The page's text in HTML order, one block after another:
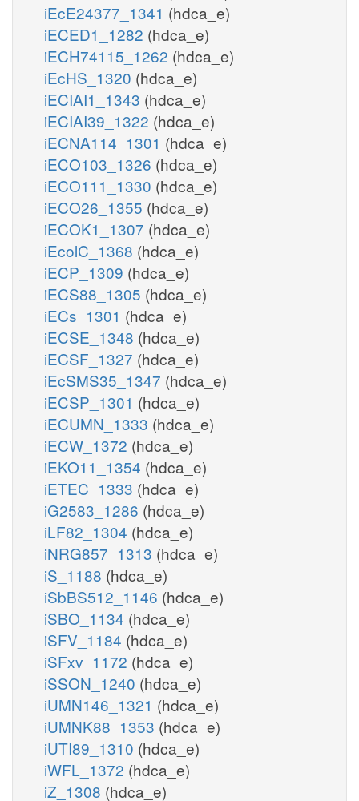
iEcE24377_1341 (hdca_e)
iECED1_1282 (hdca_e)
iECH74115_1262 (hdca_e)
iEcHS_1320 (hdca_e)
iECIAI1_1343 (hdca_e)
iECIAI39_1322 (hdca_e)
iECNA114_1301 (hdca_e)
iECO103_1326 (hdca_e)
iECO111_1330 (hdca_e)
iECO26_1355 (hdca_e)
iECOK1_1307 (hdca_e)
iEcolC_1368 (hdca_e)
iECP_1309 (hdca_e)
iECS88_1305 (hdca_e)
iECs_1301 (hdca_e)
iECSE_1348 (hdca_e)
iECSF_1327 (hdca_e)
iEcSMS35_1347 (hdca_e)
iECSP_1301 (hdca_e)
iECUMN_1333 (hdca_e)
iECW_1372 (hdca_e)
iEKO11_1354 (hdca_e)
iETEC_1333 (hdca_e)
iG2583_1286 (hdca_e)
iLF82_1304 (hdca_e)
iNRG857_1313 (hdca_e)
iS_1188 (hdca_e)
iSbBS512_1146 (hdca_e)
iSBO_1134 (hdca_e)
iSFV_1184 (hdca_e)
iSFxv_1172 (hdca_e)
iSSON_1240 (hdca_e)
iUMN146_1321 (hdca_e)
iUMNK88_1353 (hdca_e)
iUTI89_1310 (hdca_e)
iWFL_1372 (hdca_e)
iZ_1308 (hdca_e)